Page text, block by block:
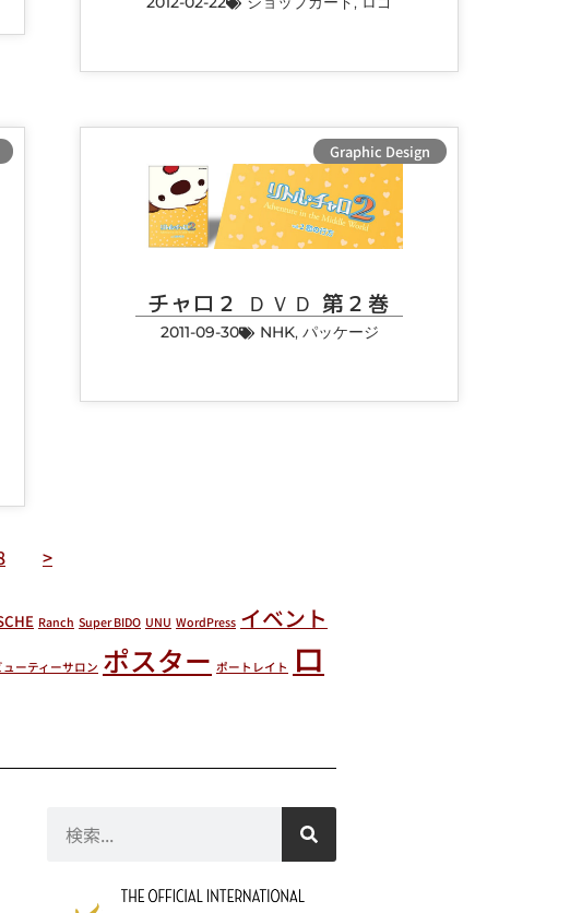
Graphic Design
チャロ２ ＤＶＤ 第２巻
2011-09-30 NHK, パッケージ
>
Ranch Super BIDO UNU WordPress イベント
ューティーサロン ポスター ポートレイト
ロ